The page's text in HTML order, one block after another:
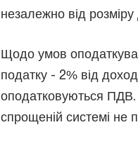
незалежно від
Щодо умов
податку - 2% від
оподатковуються ПДВ.
спрощеній системі не